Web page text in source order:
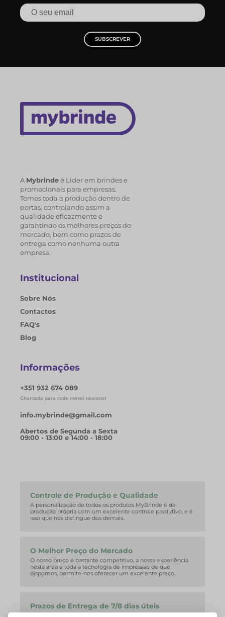
SUBSCREVER
A Mybrindeé Líder em brindes e
promocionais para empresas.
Temos toda a produção dentro de
portas, controlando assim a
qualidade eficazmente e
garantindo os melhores preços do
mercado, bem como prazos de
entrega como nenhuma outra
empresa.
Institucional
Sobre Nós
Contactos
FAQ's
Blog
Informações
+351 932 674 089
Chamada para rede móvel nacional
info.mybrinde@gmail.com
Abertos de Segunda a Sexta
09:00 - 13:00 e 14:00 - 18:00
Controle de Produção e Qualidade
A personalização de todos os produtos MyBrinde é de
produção própria com um excelente controle produtivo, e é
isso que nos distingue dos demais.
O Melhor Preço do Mercado
O nosso preço é bastante competitivo, a nossa experiência
nesta área e toda a tecnologia de impressão de que
dispomos, permite-nos oferecer um excelente preço.
Prazos de Entrega de 7/8 dias úteis